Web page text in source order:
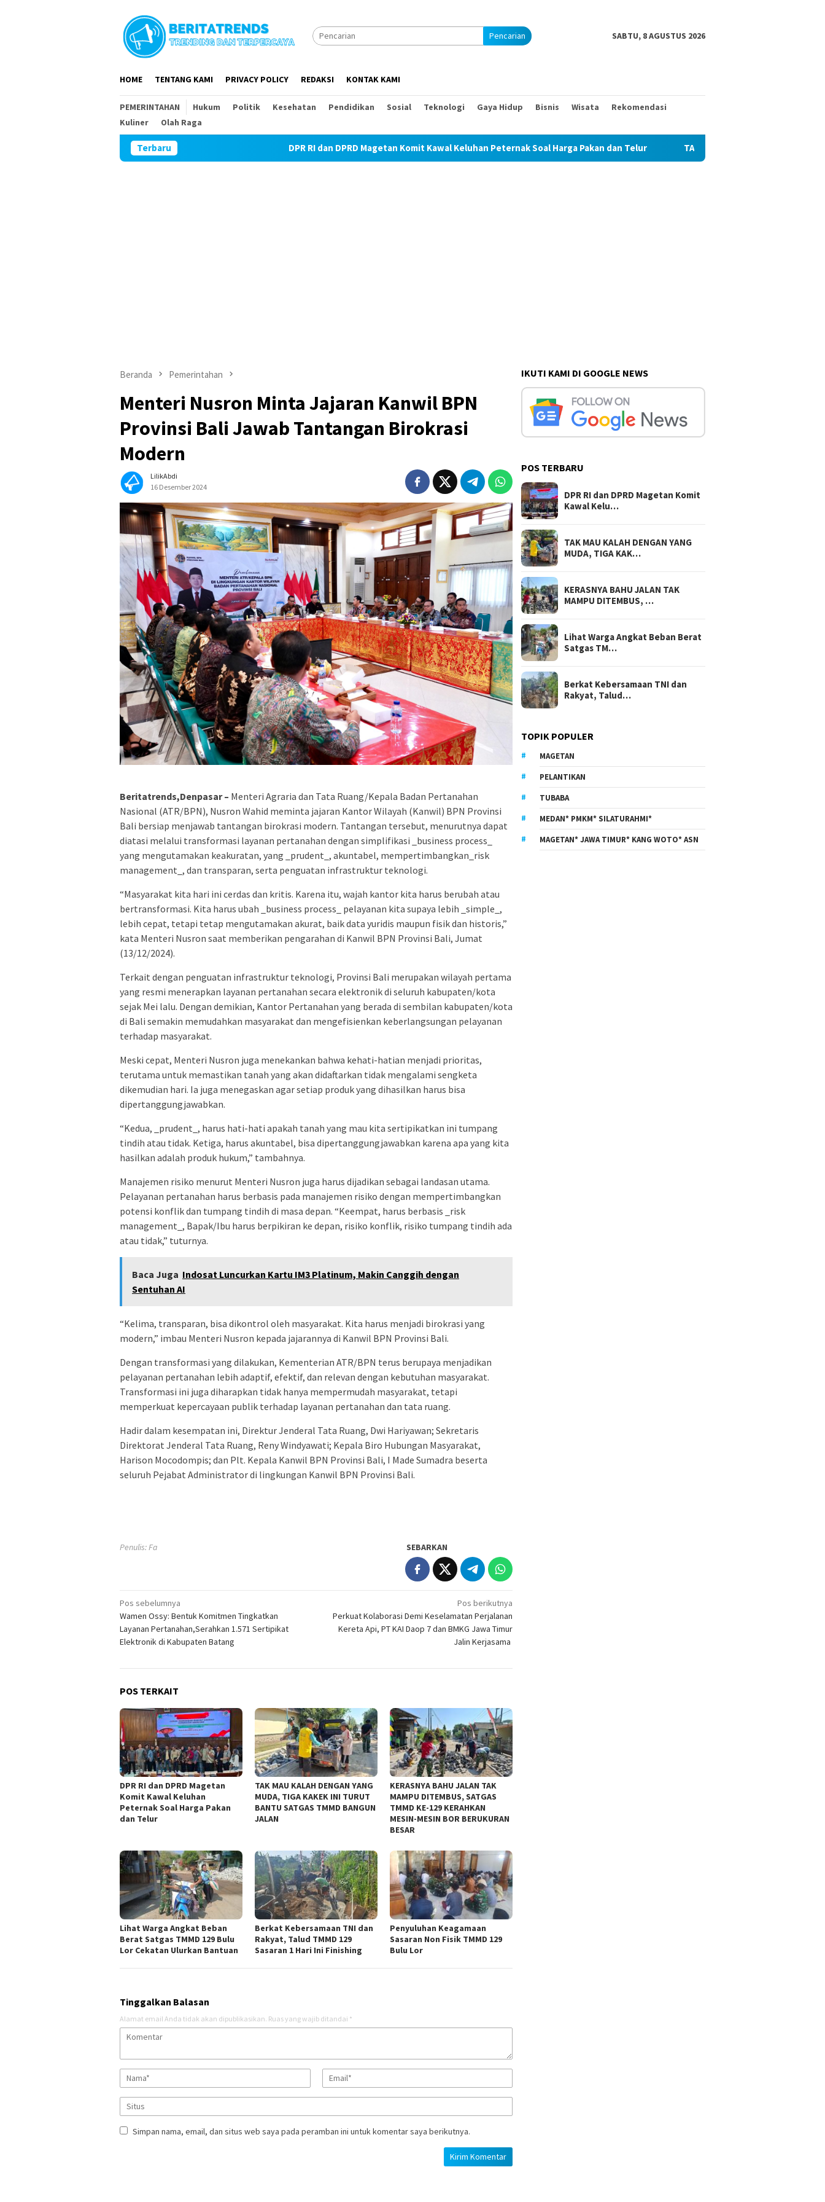
Pencarian SABTU, 8 AGUSTUS 2026
HOME TENTANG KAMI PRIVACY POLICY REDAKSI KONTAK KAMI
PEMERINTAHAN Hukum Politik Kesehatan Pendidikan Sosial Teknologi Gaya Hidup Bisnis Wisata
Rekomendasi
Kuliner
Olah Raga
Terbaru DPR RI dan DPRD Magetan Komit Kawal Keluhan Peternak Soal Harga Pakan dan Telur TAK MAU KALAH DENGAN YANG MUDA, TIGA
Beranda Pemerintahan
Menteri Nusron Minta Jajaran Kanwil BPN
Provinsi Bali Jawab Tantangan Birokrasi
Modern
LilikAbdi
16 Desember 2024
Beritatrends,Denpasar – Menteri Agraria dan Tata Ruang/Kepala Badan Pertanahan
Nasional (ATR/BPN), Nusron Wahid meminta jajaran Kantor Wilayah (Kanwil) BPN Provinsi
Bali bersiap menjawab tantangan birokrasi modern. Tantangan tersebut, menurutnya dapat
diatasi melalui transformasi layanan pertanahan dengan simplifikasi _business process_
yang mengutamakan keakuratan, yang _prudent_, akuntabel, mempertimbangkan_risk
management_, dan transparan, serta penguatan infrastruktur teknologi.
“Masyarakat kita hari ini cerdas dan kritis. Karena itu, wajah kantor kita harus berubah atau
bertransformasi. Kita harus ubah _business process_ pelayanan kita supaya lebih _simple_,
lebih cepat, tetapi tetap mengutamakan akurat, baik data yuridis maupun fisik dan historis,”
kata Menteri Nusron saat memberikan pengarahan di Kanwil BPN Provinsi Bali, Jumat
(13/12/2024).
Terkait dengan penguatan infrastruktur teknologi, Provinsi Bali merupakan wilayah pertama
yang resmi menerapkan layanan pertanahan secara elektronik di seluruh kabupaten/kota
sejak Mei lalu. Dengan demikian, Kantor Pertanahan yang berada di sembilan kabupaten/kota
di Bali semakin memudahkan masyarakat dan mengefisienkan keberlangsungan pelayanan
terhadap masyarakat.
Meski cepat, Menteri Nusron juga menekankan bahwa kehati-hatian menjadi prioritas,
terutama untuk memastikan tanah yang akan didaftarkan tidak mengalami sengketa
dikemudian hari. Ia juga menegaskan agar setiap produk yang dihasilkan harus bisa
dipertanggungjawabkan.
“Kedua, _prudent_, harus hati-hati apakah tanah yang mau kita sertipikatkan ini tumpang
tindih atau tidak. Ketiga, harus akuntabel, bisa dipertanggungjawabkan karena apa yang kita
hasilkan adalah produk hukum,” tambahnya.
Manajemen risiko menurut Menteri Nusron juga harus dijadikan sebagai landasan utama.
Pelayanan pertanahan harus berbasis pada manajemen risiko dengan mempertimbangkan
potensi konflik dan tumpang tindih di masa depan. “Keempat, harus berbasis _risk
management_, Bapak/Ibu harus berpikiran ke depan, risiko konflik, risiko tumpang tindih ada
atau tidak,” tuturnya.
Baca Juga Indosat Luncurkan Kartu IM3 Platinum, Makin Canggih dengan
Sentuhan AI
“Kelima, transparan, bisa dikontrol oleh masyarakat. Kita harus menjadi birokrasi yang
modern,” imbau Menteri Nusron kepada jajarannya di Kanwil BPN Provinsi Bali.
Dengan transformasi yang dilakukan, Kementerian ATR/BPN terus berupaya menjadikan
pelayanan pertanahan lebih adaptif, efektif, dan relevan dengan kebutuhan masyarakat.
Transformasi ini juga diharapkan tidak hanya mempermudah masyarakat, tetapi
memperkuat kepercayaan publik terhadap layanan pertanahan dan tata ruang.
Hadir dalam kesempatan ini, Direktur Jenderal Tata Ruang, Dwi Hariyawan; Sekretaris
Direktorat Jenderal Tata Ruang, Reny Windyawati; Kepala Biro Hubungan Masyarakat,
Harison Mocodompis; dan Plt. Kepala Kanwil BPN Provinsi Bali, I Made Sumadra beserta
seluruh Pejabat Administrator di lingkungan Kanwil BPN Provinsi Bali.
Penulis: Fa SEBARKAN
Navigasi
pos
Pos sebelumnya
Wamen Ossy: Bentuk Komitmen Tingkatkan
Layanan Pertanahan,Serahkan 1.571 Sertipikat
Elektronik di Kabupaten Batang
Pos berikutnya
Perkuat Kolaborasi Demi Keselamatan Perjalanan
Kereta Api, PT KAI Daop 7 dan BMKG Jawa Timur
Jalin Kerjasama
POS TERKAIT
DPR RI dan DPRD Magetan
Komit Kawal Keluhan
Peternak Soal Harga Pakan
dan Telur
TAK MAU KALAH DENGAN YANG
MUDA, TIGA KAKEK INI TURUT
BANTU SATGAS TMMD BANGUN
JALAN
KERASNYA BAHU JALAN TAK
MAMPU DITEMBUS, SATGAS
TMMD KE-129 KERAHKAN
MESIN-MESIN BOR BERUKURAN
BESAR
Lihat Warga Angkat Beban
Berat Satgas TMMD 129 Bulu
Lor Cekatan Ulurkan Bantuan
Berkat Kebersamaan TNI dan
Rakyat, Talud TMMD 129
Sasaran 1 Hari Ini Finishing
Penyuluhan Keagamaan
Sasaran Non Fisik TMMD 129
Bulu Lor
Tinggalkan Balasan
Alamat email Anda tidak akan dipublikasikan. Ruas yang wajib ditandai *
Simpan nama, email, dan situs web saya pada peramban ini untuk komentar saya berikutnya.
IKUTI KAMI DI GOOGLE NEWS
POS TERBARU
DPR RI dan DPRD Magetan Komit
Kawal Kelu…
TAK MAU KALAH DENGAN YANG
MUDA, TIGA KAK…
KERASNYA BAHU JALAN TAK
MAMPU DITEMBUS, …
Lihat Warga Angkat Beban Berat
Satgas TM…
Berkat Kebersamaan TNI dan
Rakyat, Talud…
TOPIK POPULER
MAGETAN
PELANTIKAN
TUBABA
MEDAN* PMKM* SILATURAHMI*
MAGETAN* JAWA TIMUR* KANG WOTO* ASN